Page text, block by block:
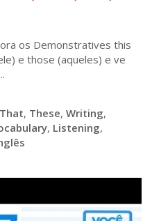
os Demonstratives this
e those (aqueles) e ve
That, These, Writing,
, Listening,